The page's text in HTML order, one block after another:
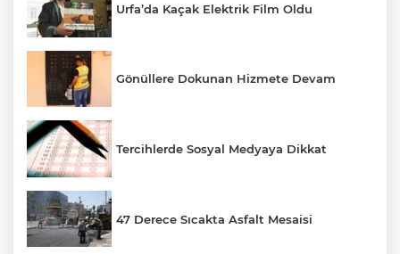
Urfa’da Kaçak Elektrik Film Oldu
Gönüllere Dokunan Hizmete Devam
Tercihlerde Sosyal Medyaya Dikkat
47 Derece Sıcakta Asfalt Mesaisi